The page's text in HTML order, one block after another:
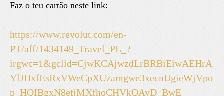
Faz o teu cartão neste link:
https://www.revolut.com/en-
PT/aff/1434149_Travel_PL_?
irgwc=1&gclid=CjwKCAjwzdLrBRBiEiwAEHrA
YlJHxfEsRxVWeCpXUzamgwe3xecnUgieWjVpo
p_HQIBgxN8etjMXfhoCHVkQAvD_BwE